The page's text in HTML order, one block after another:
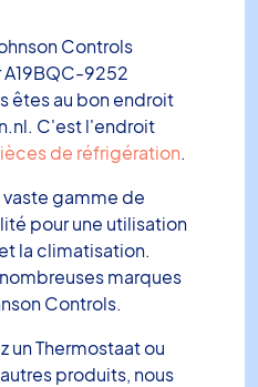
Controls
9252
êtes au bon endroit
C'est l'endroit
de réfrigération.
gamme de
pour une utilisation
la climatisation.
marques
Controls.
un Thermostaat ou
produits, nous